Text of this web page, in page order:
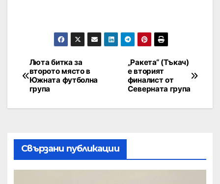
„Ракета“ (Тъкач)
е вторият
финалист от
Северната група
Люта битка за
второто място в
Южната футболна
група
Свързани публикации